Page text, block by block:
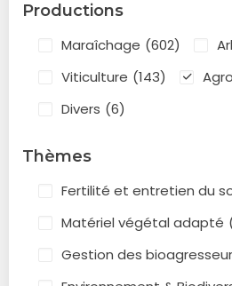
Productions
Maraîchage (602)
Viticulture (143)
Divers (6)
Thèmes
Fertilité et entretien du
Matériel végétal adapté
Gestion des